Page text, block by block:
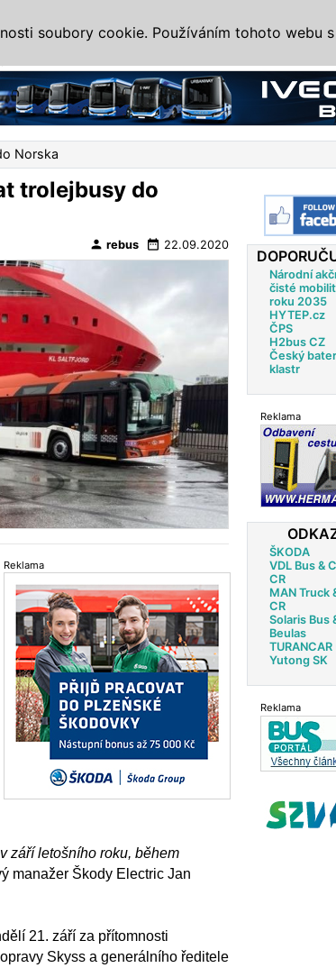
Norska
trolejbusy do
person rebus date_range 22.09.2020
Reklama
září letošního roku, během
manažer Škody Electric Jan
21. září za přítomnosti
Skyss a generálního ředitele
Národní
čisté
roku 2035
HYTEP.cz
ČPS
H2bus CZ
Český
klastr
Reklama
ŠKODA
VDL Bus &
CR
MAN Truck
CR
Solaris Bus
Beulas
TURANCAR
Yutong SK
Reklama
soubory cookie. Používáním tohoto webu